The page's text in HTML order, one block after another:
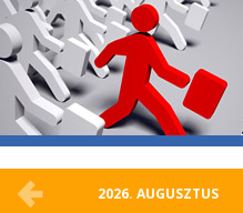
2026. AUGUSZTUS